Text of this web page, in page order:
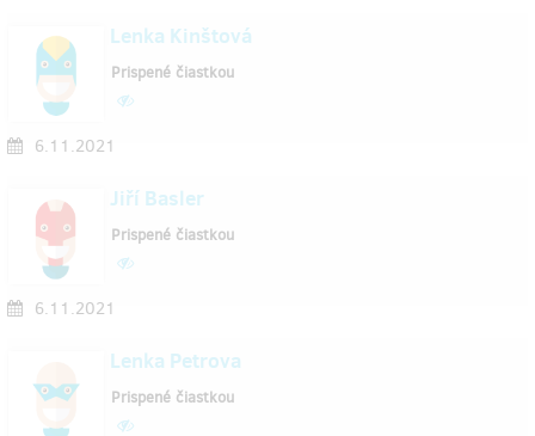
Lenka Kinštová
6.11.2021
Prispené čiastkou
Jiří Basler
6.11.2021
Prispené čiastkou
Lenka Petrova
Prispené čiastkou